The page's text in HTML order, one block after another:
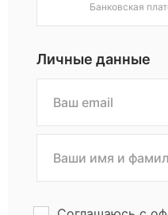
Банковская
Личные данные